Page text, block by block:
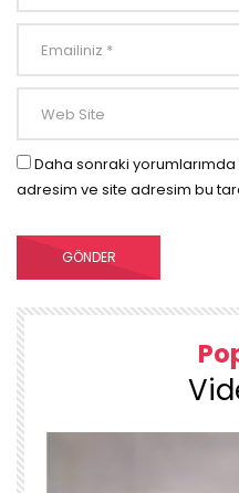
Daha sonraki yorumlarımda
adresim ve site adresim bu